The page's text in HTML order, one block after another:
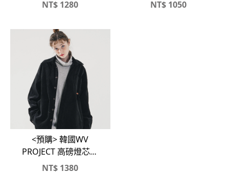
NT$ 1280 NT$ 1050
<預購> 韓國WV
PROJECT 高磅燈芯絨
襯衫外套
NT$ 1380